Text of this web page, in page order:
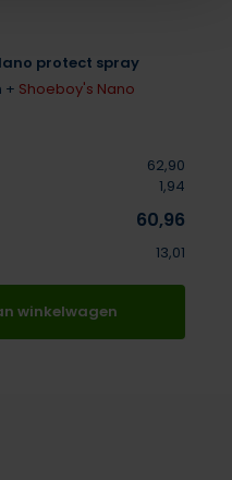
protect spray
+ Shoeboy's Nano
62,90
1,94
60,96
13,01
winkelwagen